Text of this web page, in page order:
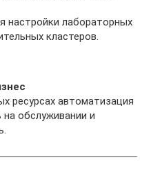
настройки лабораторных
кластеров.
ресурсах автоматизация
обслуживании и